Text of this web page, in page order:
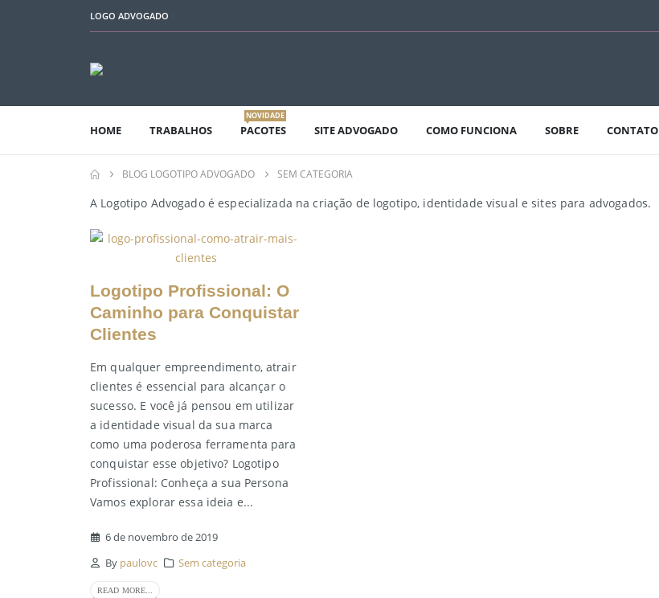
LOGO ADVOGADO
HOME TRABALHOS PACOTES
NOVIDADE
SITE ADVOGADO COMO FUNCIONA SOBRE CONTATO
BLOG LOGOTIPO ADVOGADO SEM CATEGORIA
A Logotipo Advogado é especializada na criação de logotipo, identidade visual e sites para advogados.
Logotipo Profissional: O
Caminho para Conquistar
Clientes
Em qualquer empreendimento, atrair
clientes é essencial para alcançar o
sucesso. E você já pensou em utilizar
a identidade visual da sua marca
como uma poderosa ferramenta para
conquistar esse objetivo? Logotipo
Profissional: Conheça a sua Persona
Vamos explorar essa ideia e...
6 de novembro de 2019
By paulovc Sem categoria
READ MORE...